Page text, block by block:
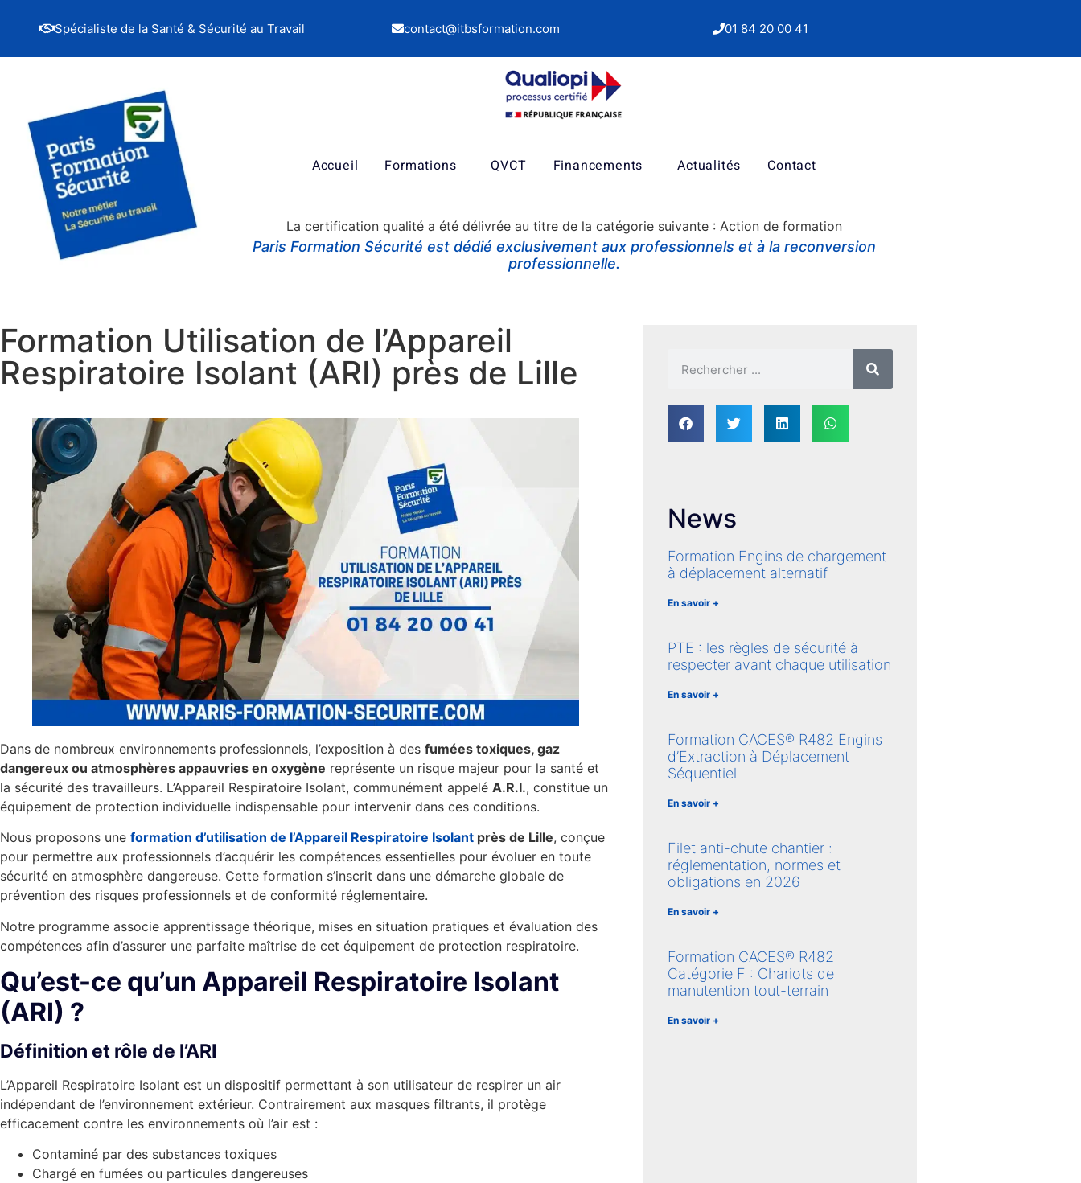
Spécialiste de la Santé & Sécurité au Travail contact@itbsformation.com 01 84 20 00 41
Accueil Formations QVCT Financements Actualités Contact
La certification qualité a été délivrée au titre de la catégorie suivante : Action de formation
Paris Formation Sécurité est dédié exclusivement aux professionnels et à la reconversion
professionnelle.
Formation Utilisation de l’Appareil
Respiratoire Isolant (ARI) près de Lille
Dans de nombreux environnements professionnels, l’exposition à des fumées toxiques, gaz
dangereux ou atmosphères appauvries en oxygène représente un risque majeur pour la santé et
la sécurité des travailleurs. L’Appareil Respiratoire Isolant, communément appelé A.R.I., constitue un
équipement de protection individuelle indispensable pour intervenir dans ces conditions.
Nous proposons une formation d’utilisation de l’Appareil Respiratoire Isolant près de Lille, conçue
pour permettre aux professionnels d’acquérir les compétences essentielles pour évoluer en toute
sécurité en atmosphère dangereuse. Cette formation s’inscrit dans une démarche globale de
prévention des risques professionnels et de conformité réglementaire.
Notre programme associe apprentissage théorique, mises en situation pratiques et évaluation des
compétences afin d’assurer une parfaite maîtrise de cet équipement de protection respiratoire.
Qu’est-ce qu’un Appareil Respiratoire Isolant
(ARI) ?
Définition et rôle de l’ARI
L’Appareil Respiratoire Isolant est un dispositif permettant à son utilisateur de respirer un air
indépendant de l’environnement extérieur. Contrairement aux masques filtrants, il protège
efficacement contre les environnements où l’air est :
Contaminé par des substances toxiques
Chargé en fumées ou particules dangereuses
News
Formation Engins de chargement
à déplacement alternatif
En savoir +
PTE : les règles de sécurité à
respecter avant chaque utilisation
En savoir +
Formation CACES® R482 Engins
d’Extraction à Déplacement
Séquentiel
En savoir +
Filet anti-chute chantier :
réglementation, normes et
obligations en 2026
En savoir +
Formation CACES® R482
Catégorie F : Chariots de
manutention tout-terrain
En savoir +